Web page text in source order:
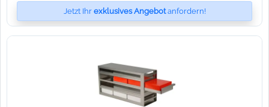
Jetzt Ihr exklusives Angebotanfordern!